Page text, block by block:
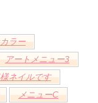
ラー
アートメニュー3
ネイルです
メニューC